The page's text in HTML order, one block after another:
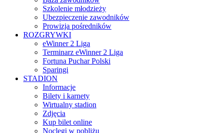
Szkolenie młodzieży
Ubezpieczenie zawodników
Prowizja pośredników
ROZGRYWKI
eWinner 2 Liga
Terminarz eWinner 2 Liga
Fortuna Puchar Polski
Sparingi
STADION
Informacje
Bilety i karnety
Wirtualny stadion
Zdjęcia
Kup bilet online
Noclegi w pobliżu